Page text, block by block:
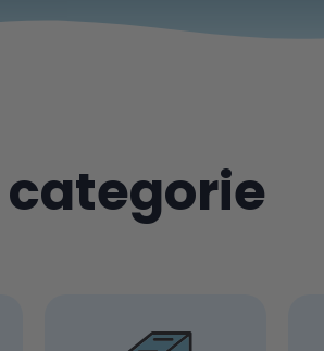
categorie